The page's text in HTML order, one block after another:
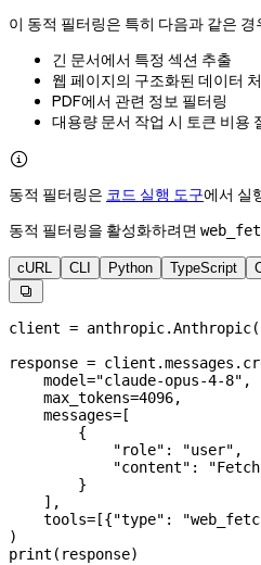
이 동적 필터링은 특히 다음과 같은
긴 문서에서 특정 섹션 추출
웹 페이지의 구조화된 데이터
PDF에서 관련 정보 필터링
대용량 문서 작업 시 토큰 비용

동적 필터링은 코드 실행 도구에서 실
동적 필터링을 활성화하려면
cURL CLI Python TypeScript

client =
response =
    model
="claude-opus-4-8" ,
    max_tokens
=4096,
    messages
= [
        {
            "role"
: "user" ,
            "content"
:
        }
    ],
    tools
= [{"type" :
)
print (response)